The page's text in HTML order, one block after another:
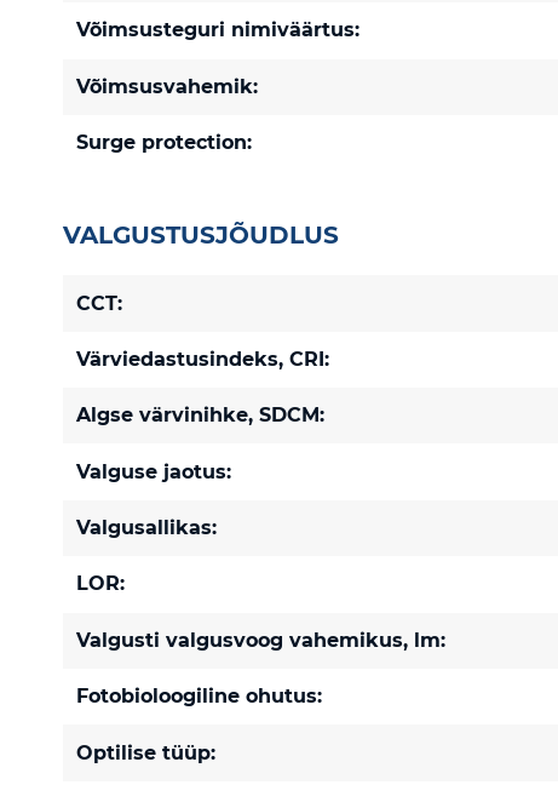
Võimsusteguri nimiväärtus:
Võimsusvahemik:
Surge protection:
VALGUSTUSJÕUDLUS
CCT:
Värviedastusindeks, CRI:
Algse värvinihke, SDCM:
Valguse jaotus:
Valgusallikas:
LOR:
Valgusti valgusvoog vahemikus, lm:
Fotobioloogiline ohutus:
Optilise tüüp: